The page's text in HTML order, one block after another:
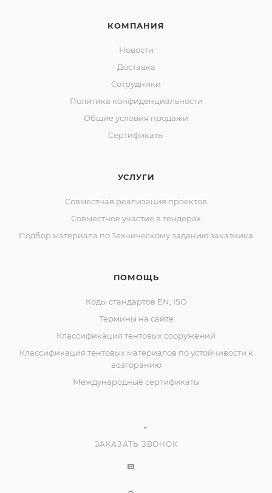
КОМПАНИЯ
Новости
Доставка
Сотрудники
Политика конфиденциальности
Общие условия продажи
Сертификаты
УСЛУГИ
Совместная реализация проектов
Совместное участие в тендерах
Подбор материала по Техническому заданию заказчика
ПОМОЩЬ
Коды стандартов EN, ISO
Термины на сайте
Классификация тентовых сооружений
Классификация тентовых материалов по устойчивости к
возгоранию
Международные сертификаты
ЗАКАЗАТЬ ЗВОНОК